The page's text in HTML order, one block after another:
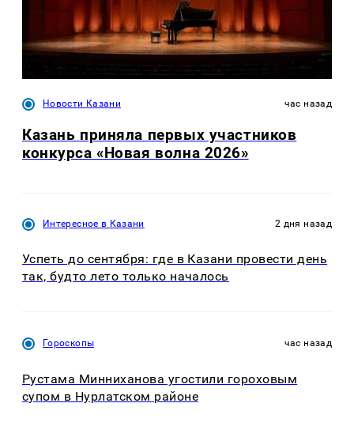
Новости Казани час назад
Казань приняла первых участников
конкурса «Новая волна 2026»
Интересное в Казани 2 дня назад
Успеть до сентября: где в Казани провести день
так, будто лето только началось
Гороскопы час назад
Рустама Минниханова угостили гороховым
супом в Нурлатском районе